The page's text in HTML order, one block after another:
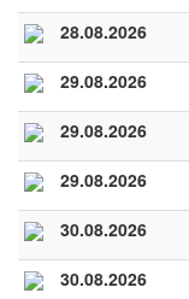
28.08.2026
29.08.2026
29.08.2026
29.08.2026
30.08.2026
30.08.2026